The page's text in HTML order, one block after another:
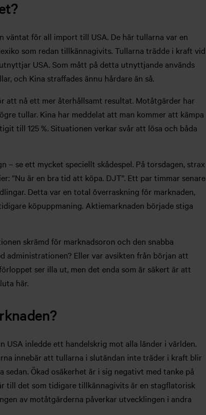
för all import till USA. De här tullarna var en
som redan tillkännagivits. Tullarna trädde i kraft vid
USA. Som mått på detta utnyttjande används
och Kina straffades ännu hårdare än så.
att nå ett mer återhållsamt resultat. Motåtgärder har
tullar. Kina har meddelat att man kommer att kämpa
till 125 %. Situationen verkar svår att lösa och båda
se ett mycket speciellt skådespel. På torsdagen, strax
”Nu är en bra tid att köpa. DJT”. Ett par timmar senare
Detta var en total överraskning för marknaden,
köpuppmaning. Aktiemarknaden började stiga
skrämd för marknadsoron och den snabba
administrationen? Eller var avsikten från början att
ser illa ut, men det enda som är säkert är att
här.
USA inledde ett handelskrig mot alla länder i världen.
innebär att tullarna i slutändan inte träder i kraft blir
Ökad osäkerhet är i sig negativt med tanke på
till det som tidigare tillkännagivits är en stagflatorisk
av motåtgärderna påverkar utvecklingen i andra